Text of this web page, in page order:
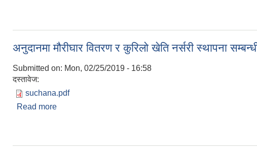
अनुदानमा मौरीघार वितरण र कुरिलो खेति नर्सरी स्थापना
Submitted on: Mon, 02/25/2019 - 16:58
दस्तावेज:
suchana.pdf
Read more